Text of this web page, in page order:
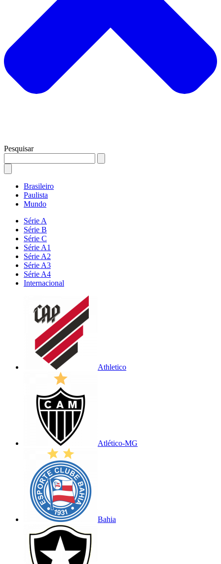
Pesquisar
Brasileiro
Paulista
Mundo
Série A
Série B
Série C
Série A1
Série A2
Série A3
Série A4
Internacional
Athletico
Atlético-MG
Bahia